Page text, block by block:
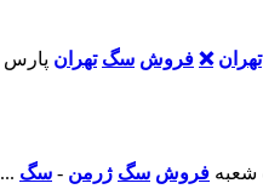
تهران ❌ فروش سگ تهران پارس
شعبه فروش سگ ژرمن - سگ ...